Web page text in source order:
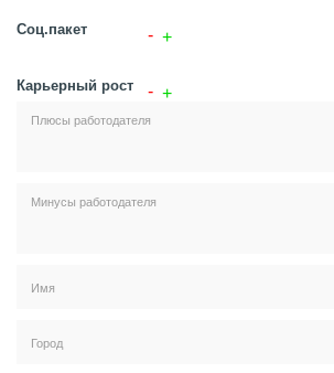
Соц.пакет
Карьерный рост